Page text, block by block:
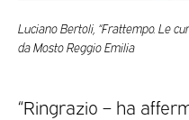
Luciano Bertoli, “Frattempo. Le
da Mosto Reggio Emilia
“Ringrazio – ha